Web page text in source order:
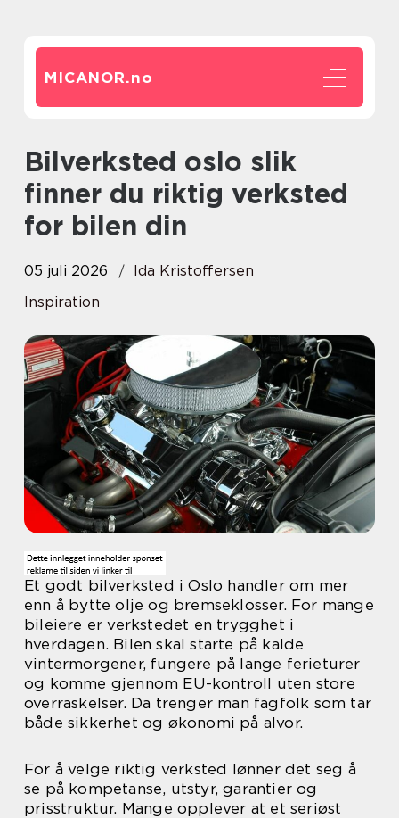
MICANOR.no
Bilverksted oslo slik
finner du riktig verksted
for bilen din
05 juli 2026
Ida Kristoffersen
Inspiration
Et godt bilverksted i Oslo handler om mer
enn å bytte olje og bremseklosser. For mange
bileiere er verkstedet en trygghet i
hverdagen. Bilen skal starte på kalde
vintermorgener, fungere på lange ferieturer
og komme gjennom EU-kontroll uten store
overraskelser. Da trenger man fagfolk som tar
både sikkerhet og økonomi på alvor.
For å velge riktig verksted lønner det seg å
se på kompetanse, utstyr, garantier og
prisstruktur. Mange opplever at et seriøst